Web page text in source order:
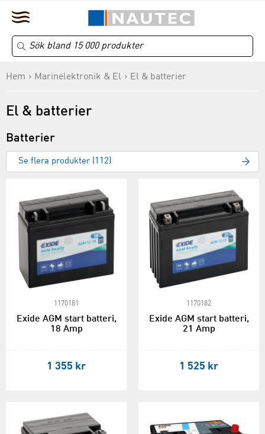
Hem Marinelektronik & El El & batterier
El & batterier
Batterier
Se flera produkter (112)
1170181
Exide AGM start batteri,
18 Amp
1 355 kr
1170182
Exide AGM start batteri,
21 Amp
1 525 kr